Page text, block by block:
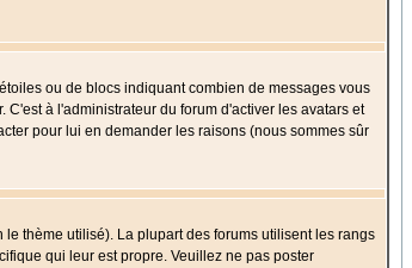
ou de blocs indiquant combien de messages vous
à l'administrateur du forum d'activer les avatars et
pour lui en demander les raisons (nous sommes sûr
thème utilisé). La plupart des forums utilisent les rangs
qui leur est propre. Veuillez ne pas poster